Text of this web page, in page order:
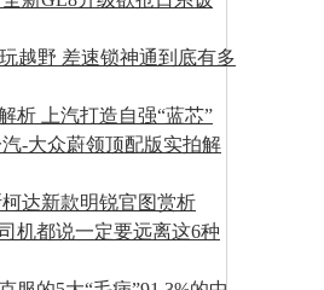
越野 差速锁神通到底有多
析 上汽打造自强“蓝芯”
-大众蔚领顶配版实拍解
达新款明锐官图赏析
机都说一定要远离这6种